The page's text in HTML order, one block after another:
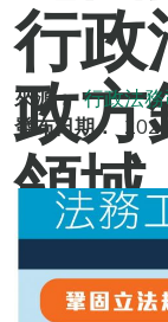
行政
政方
領域
來源： 行政法
發布日期：